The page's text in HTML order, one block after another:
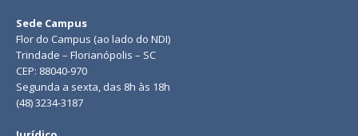
Sede Campus
Flor do Campus (ao lado do NDI)
Trindade – Florianópolis – SC
CEP: 88040-970
Segunda a sexta, das 8h às 18h
(48) 3234-3187